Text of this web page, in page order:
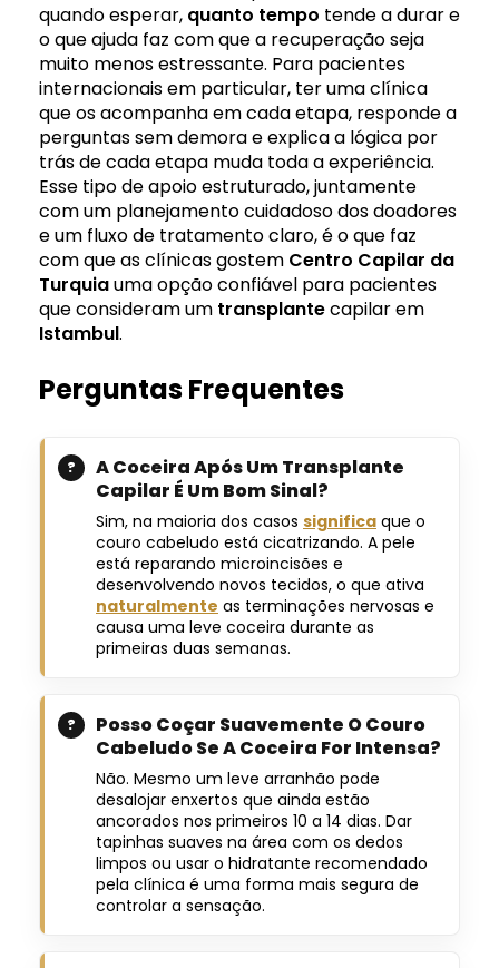
quando esperar, quanto tempo tende a durar e
o que ajuda faz com que a recuperação seja
muito menos estressante. Para pacientes
internacionais em particular, ter uma clínica
que os acompanha em cada etapa, responde a
perguntas sem demora e explica a lógica por
trás de cada etapa muda toda a experiência.
Esse tipo de apoio estruturado, juntamente
com um planejamento cuidadoso dos doadores
e um fluxo de tratamento claro, é o que faz
com que as clínicas gostem Centro Capilar da
Turquiauma opção confiável para pacientes
que consideram um transplantecapilar em
Istambul.
Perguntas Frequentes
A Coceira Após Um Transplante
Capilar É Um Bom Sinal?
Sim, na maioria dos casos significa que o
couro cabeludo está cicatrizando. A pele
está reparando microincisões e
desenvolvendo novos tecidos, o que ativa
naturalmente as terminações nervosas e
causa uma leve coceira durante as
primeiras duas semanas.
Posso Coçar Suavemente O Couro
Cabeludo Se A Coceira For Intensa?
Não. Mesmo um leve arranhão pode
desalojar enxertos que ainda estão
ancorados nos primeiros 10 a 14 dias. Dar
tapinhas suaves na área com os dedos
limpos ou usar o hidratante recomendado
pela clínica é uma forma mais segura de
controlar a sensação.